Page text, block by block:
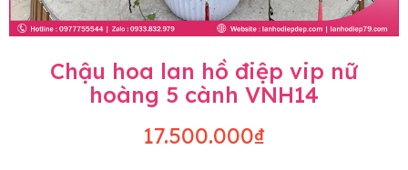
Chậu hoa lan hồ điệp vip nữ
hoàng 5 cành VNH14
17.500.000₫